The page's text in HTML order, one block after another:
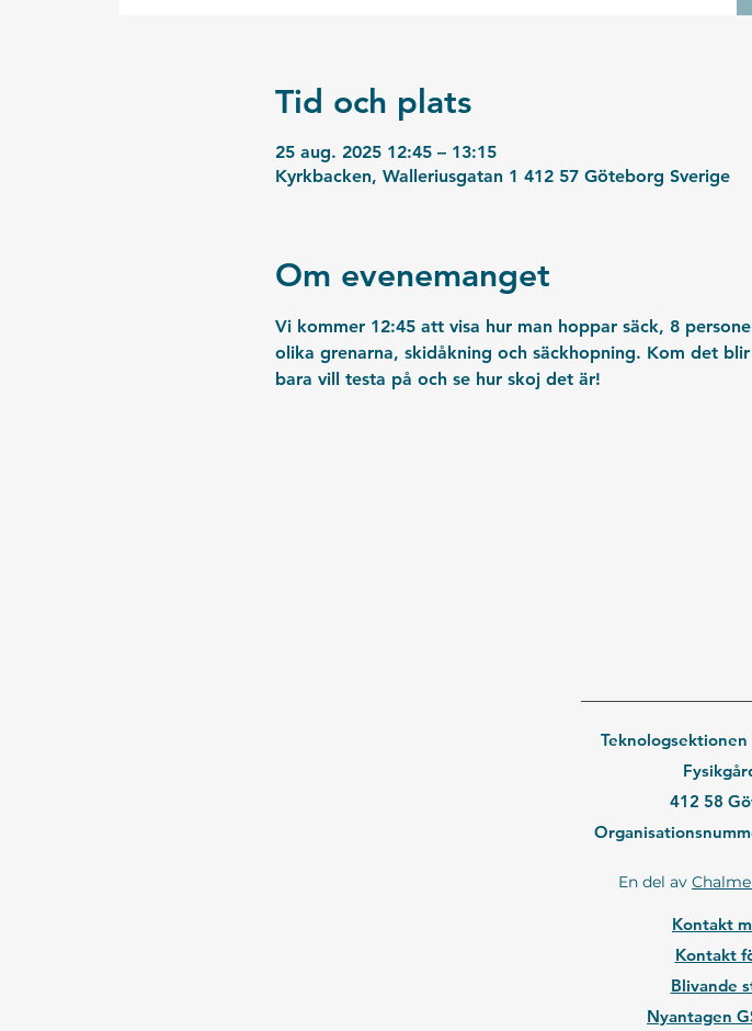
Tid och plats
25 aug. 2025 12:45 – 13:15
Kyrkbacken, Walleriusgatan 1 412 57 Göteborg Sverige
Om evenemanget
Vi kommer 12:45 att visa hur man hoppar säck, 8
olika grenarna, skidåkning och säckhopning. Kom det
bara vill testa på och se hur skoj det är!
412 58
En del av
Kontakt
Kontakt
Blivande
Nyantagen